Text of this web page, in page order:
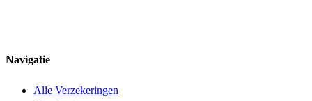
Navigatie
Alle Verzekeringen